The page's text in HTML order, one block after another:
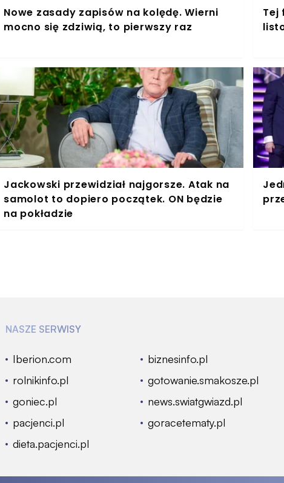
Nowe zasady zapisów na kolędę. Wierni
mocno się zdziwią, to pierwszy raz
Tej
Jackowski przewidział najgorsze. Atak na
samolot to dopiero początek. ON będzie
na pokładzie
NASZE SERWISY
Iberion.com
biznesinfo.pl
rolnikinfo.pl
gotowanie.smakosze.pl
goniec.pl
news.swiatgwiazd.pl
pacjenci.pl
goracetematy.pl
dieta.pacjenci.pl